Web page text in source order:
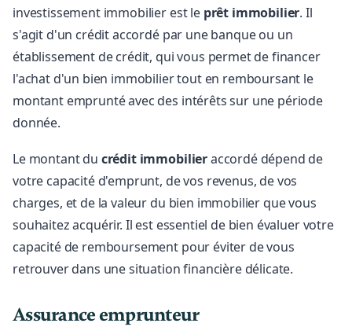
investissement immobilier est le prêt immobilier. Il
s'agit d'un crédit accordé par une banque ou un
établissement de crédit, qui vous permet de financer
l'achat d'un bien immobilier tout en remboursant le
montant emprunté avec des intérêts sur une période
donnée.
Le montant du crédit immobilieraccordé dépend de
votre capacité d'emprunt, de vos revenus, de vos
charges, et de la valeur du bien immobilier que vous
souhaitez acquérir. Il est essentiel de bien évaluer votre
capacité de remboursement pour éviter de vous
retrouver dans une situation financière délicate.
Assurance emprunteur